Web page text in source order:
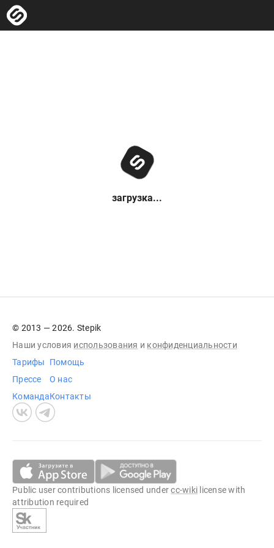
загрузка...
© 2013 — 2026. Stepik
Наши условия использования и конфиденциальности
Тарифы
Прессе
Команда
Помощь
О нас
Контакты
Public user contributions licensed undercc-wiki license with
attribution required